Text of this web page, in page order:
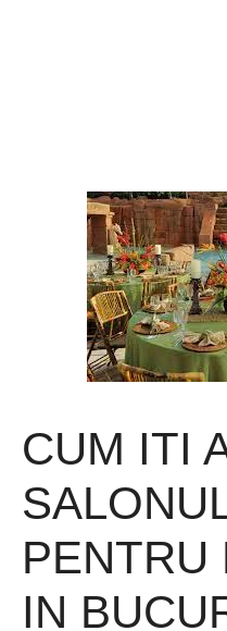
CUM ITI
PENTRU
IN